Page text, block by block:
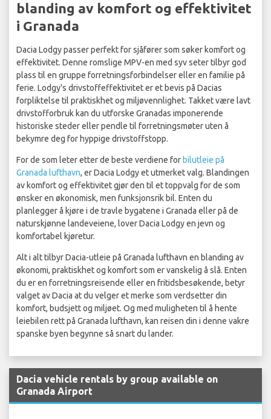
blanding av komfort og effektivitet
i Granada
Dacia Lodgy passer perfekt for sjåfører som søker komfort og
effektivitet. Denne romslige MPV-en med syv seter tilbyr god
plass til en gruppe forretningsforbindelser eller en familie på
ferie. Lodgy's drivstoffeffektivitet er et bevis på Dacias
forpliktelse til praktiskhet og miljøvennlighet. Takket være lavt
drivstofforbruk kan du utforske Granadas imponerende
historiske steder eller pendle til forretningsmøter uten å
bekymre deg for hyppige drivstoffstopp.
For de som leter etter de beste verdiene for bilutleie på
Granada lufthavn, er Dacia Lodgy et utmerket valg. Blandingen
av komfort og effektivitet gjør den til et toppvalg for de som
ønsker en økonomisk, men funksjonsrik bil. Enten du
planlegger å kjøre i de travle bygatene i Granada eller på de
naturskjønne landeveiene, lover Dacia Lodgy en jevn og
komfortabel kjøretur.
Alt i alt tilbyr Dacia-utleie på Granada lufthavn en blanding av
økonomi, praktiskhet og komfort som er vanskelig å slå. Enten
du er en forretningsreisende eller en fritidsbesøkende, betyr
valget av Dacia at du velger et merke som verdsetter din
komfort, budsjett og miljøet. Og med muligheten til å hente
leiebilen rett på Granada lufthavn, kan reisen din i denne vakre
spanske byen begynne så snart du lander.
Dacia vehicle rentals by group available on
Granada Airport